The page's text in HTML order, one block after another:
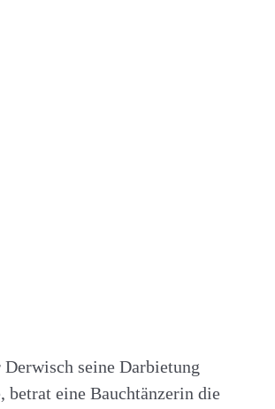
Derwisch seine Darbietung
betrat eine Bauchtänzerin die